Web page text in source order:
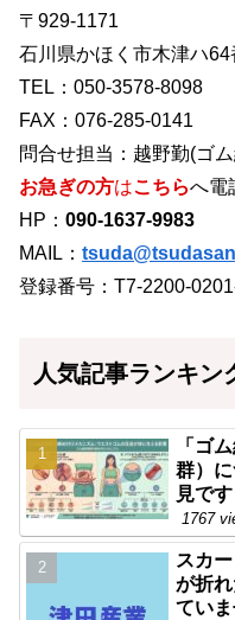
〒929-1171
石川県かほく市木津ハ64
TEL：050-3578-8098
FAX：076-285-0141
問合せ担当：越野勤(ゴ
お急ぎの方はこちらへ電
HP： 090-1637-9983
MAIL：
登録番号：T7-2200-
人気記事ランキン
「ゴ
群）
見です
1767
スカ
が折
てい